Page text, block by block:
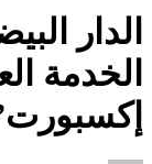
الدار
الخدمة